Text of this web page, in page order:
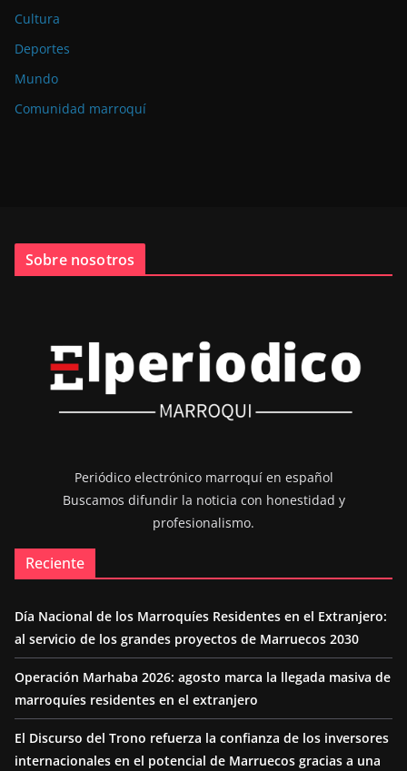
Cultura
Deportes
Mundo
Comunidad marroquí
Sobre nosotros
Periódico electrónico marroquí en español
Buscamos difundir la noticia con honestidad y
profesionalismo.
Reciente
Día Nacional de los Marroquíes Residentes en el Extranjero:
al servicio de los grandes proyectos de Marruecos 2030
Operación Marhaba 2026: agosto marca la llegada masiva de
marroquíes residentes en el extranjero
El Discurso del Trono refuerza la confianza de los inversores
internacionales en el potencial de Marruecos gracias a una